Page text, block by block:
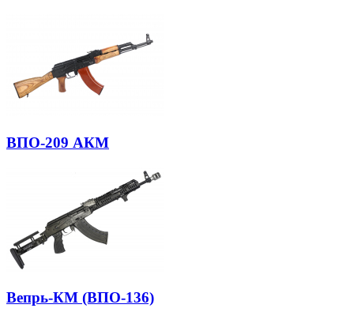
ВПО-209 АКМ
Вепрь-КМ (ВПО-136)